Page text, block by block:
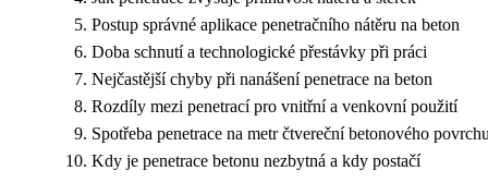
Postup správné aplikace penetračního nátěru na beton
Doba schnutí a technologické přestávky při práci
Nejčastější chyby při nanášení penetrace na beton
Rozdíly mezi penetrací pro vnitřní a venkovní použití
Spotřeba penetrace na metr čtvereční betonového
Kdy je penetrace betonu nezbytná a kdy postačí